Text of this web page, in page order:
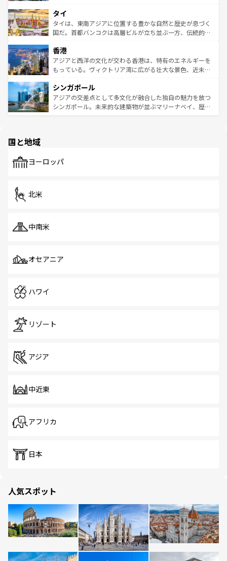
リティに包まれながら、韓国の多彩な魅力を心ゆくまで味
わってみてほしい。 なお、新着の韓国情報はコンテンツ一
覧を参照してほしい。
急速な発展と共に伝統が息づく。ハノイの古い町並みやホ
ーチミン市のフランス統治時代の建物も、独特の雰囲気を
醸し出している。また、バラエティの豊かさとおいしさで
とつ。フォーやバインミー、ベトナムコーヒーなどは、ぜ
ひ現地で味わいたい。どの地域を訪れてもあたたかい人々
が旅行者を迎えてくれるので、きっと忘れられない旅にな
参照してほしい。
タイ
タイは、東南アジアに位置する豊かな自然と歴史が息づく
国だ。首都バンコクは高層ビルが立ち並ぶ一方、伝統的な
の活気が交差している。北部ではチェンマイなどの山岳地
帯で自然と触れ合い、南部ではプーケットやクラビの美し
いビーチでリゾート気分を楽しむことができる。タイ料理
激する。気候は一年中温暖で、どの季節にも異なる楽しみ
が待っている。親しみやすいタイの人々、仏教を中心とし
た文化、そして多様な観光資源が、訪れる旅人を魅了し続
香港
アジアと西洋の文化が交わる香港は、特有のエネルギーを
もっている。ヴィクトリア湾に広がる壮大な景色、近未来
み、どこを訪れても感動するはず。観光スポットが密集し
ており、効率よく見どころを回れるのも魅力。息をのむよ
うな絶景から文化的な体験まで、香港を存分に楽しみ尽く
シンガポール
アジアの交差点として多文化が融合した独自の魅力を放つ
シンガポール。未来的な建築物が並ぶマリーナベイ、歴史
で、ホーカーズは地元の風情を楽しめる外せないスポット
国と地域
ヨーロッパ
北米
中南米
オセアニア
ハワイ
リゾート
アジア
中近東
アフリカ
日本
人気スポット